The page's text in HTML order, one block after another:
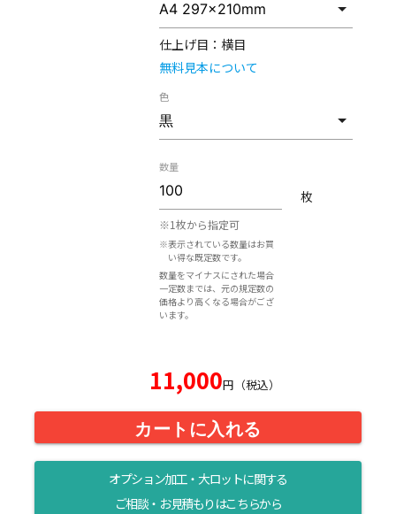
仕上げ目： 横目
無料見本について
色
数量
※1枚から指定可
※表示されている数量はお買
い得な既定数です。
数量をマイナスにされた場合
一定数までは、元の規定数の
価格より高くなる場合がござ
います。
枚
11,000円（税込）
カートに入れる
オプション加工・大ロットに関する
ご相談・お見積もりはこちらから